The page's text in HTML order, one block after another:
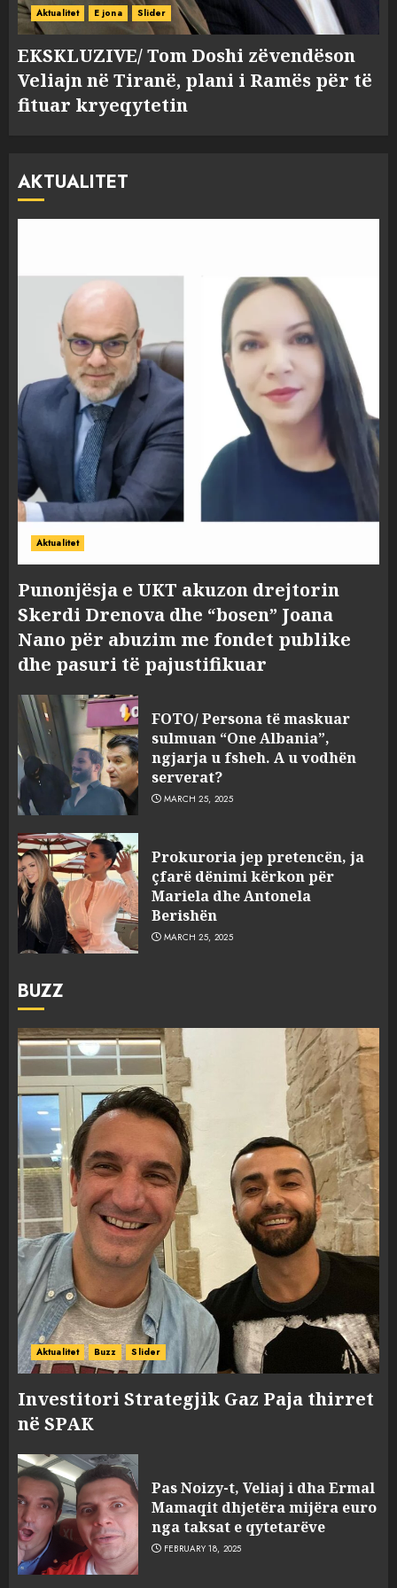
Aktualitet E jona Slider
EKSKLUZIVE/ Tom Doshi zëvendëson
Veliajn në Tiranë, plani i Ramës për të
fituar kryeqytetin
AKTUALITET
Aktualitet
Punonjësja e UKT akuzon drejtorin
Skerdi Drenova dhe “bosen” Joana
Nano për abuzim me fondet publike
dhe pasuri të pajustifikuar
FOTO/ Persona të maskuar
sulmuan “One Albania”,
ngjarja u fsheh. A u vodhën
serverat?
MARCH 25, 2025
Prokuroria jep pretencën, ja
çfarë dënimi kërkon për
Mariela dhe Antonela
Berishën
MARCH 25, 2025
BUZZ
Aktualitet Buzz Slider
Investitori Strategjik Gaz Paja thirret
në SPAK
Pas Noizy-t, Veliaj i dha Ermal
Mamaqit dhjetëra mijëra euro
nga taksat e qytetarëve
FEBRUARY 18, 2025